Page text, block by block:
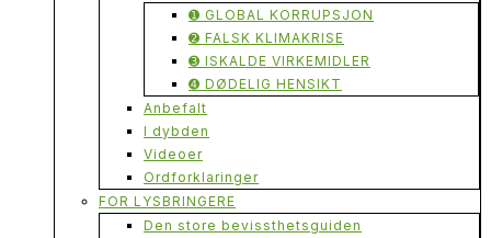
➊ GLOBAL KORRUPSJON
➋ FALSK KLIMAKRISE
➌ ISKALDE VIRKEMIDLER
➍ DØDELIG HENSIKT
Anbefalt
I dybden
Videoer
Ordforklaringer
FOR LYSBRINGERE
Den store bevissthetsguiden